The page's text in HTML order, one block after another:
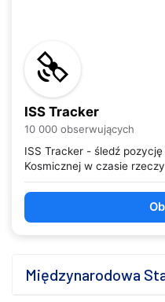
ISS Tracker
10 000 obserwujących
ISS Tracker - śledź
Kosmicznej w czasie
Międzynarodowa